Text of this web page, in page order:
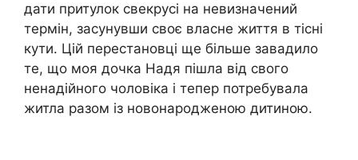
дати притулок свекрусі на невизначений
термін, засунувши своє власне життя в тісні
кути. Цій перестановці ще більше завадило
те, що моя дочка Надя пішла від свого
ненадійного чоловіка і тепер потребувала
житла разом із новонародженою дитиною.